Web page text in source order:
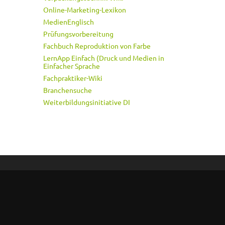
Online-Marketing-Lexikon
MedienEnglisch
Prüfungsvorbereitung
Fachbuch Reproduktion von Farbe
LernApp Einfach (Druck und Medien in
Einfacher Sprache
Fachpraktiker-Wiki
Branchensuche
Weiterbildungsinitiative DI